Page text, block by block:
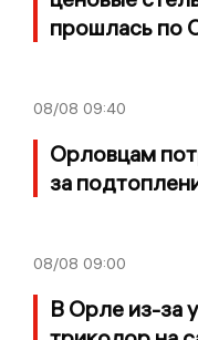
прошлась по
08/08 09:40
Орловцам
за
08/08 09:00
В Орле из-за